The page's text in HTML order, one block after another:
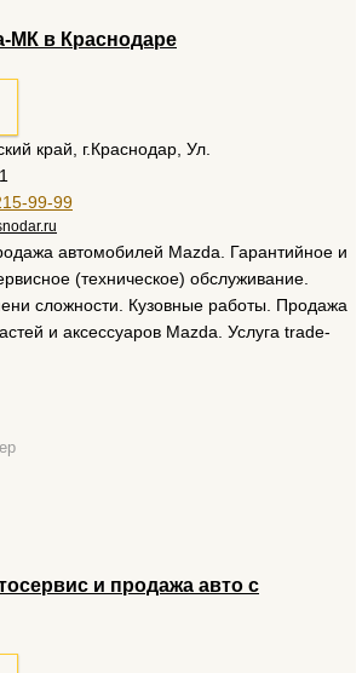
МК в Краснодаре
край, г.Краснодар, Ул.
99-99
автомобилей Mazda. Гарантийное и
(техническое) обслуживание.
сложности. Кузовные работы. Продажа
и аксессуаров Mazda. Услуга trade-
и продажа авто с